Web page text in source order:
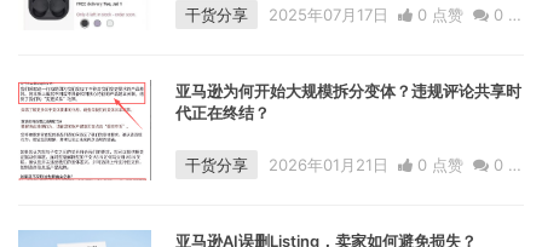
干货分享 2025年07月17日 0 点赞 0 评
亚马逊为何开始大规模拆分变体？违规评论共享时
代正在终结？
干货分享 2026年01月21日 0 点赞 0 评
亚马逊AI误删Listing，卖家如何避免损失？